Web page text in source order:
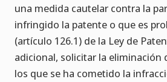
una medida cautelar contra la
infringido la patente o que es
(artículo 126.1) de la Ley de
adicional, solicitar la eliminación
los que se ha cometido la